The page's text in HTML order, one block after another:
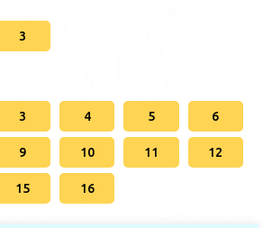
3
3 4 5 6
9 10 11 12
15 16